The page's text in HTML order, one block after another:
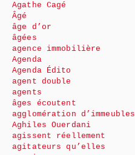
Agathe Cagé
Âgé
âge d’or
âgées
agence immobilière
Agenda
Agenda Édito
agent double
agents
âges écoutent
agglomération d’immeubles
Aghiles Ouerdani
agissent réellement
agitateurs qu’elles